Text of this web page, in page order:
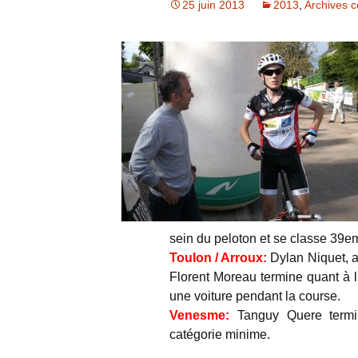
Photos
25 juin 2013 2013 Archives
sein du peloton et se classe
Toulon / Arroux: Dylan Niquet,
Florent Moreau termine quant
une voiture pendant la course.
Venesme: Tanguy Quere
catégorie minime.